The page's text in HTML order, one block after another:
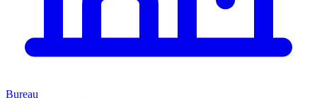
Bureau